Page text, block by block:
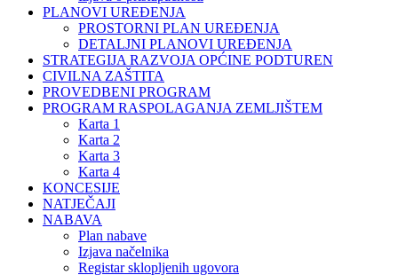
PLANOVI UREĐENJA
PROSTORNI PLAN UREĐENJA
DETALJNI PLANOVI UREĐENJA
STRATEGIJA RAZVOJA OPĆINE PODTUREN
CIVILNA ZAŠTITA
PROVEDBENI PROGRAM
PROGRAM RASPOLAGANJA ZEMLJIŠTEM
Karta 1
Karta 2
Karta 3
Karta 4
KONCESIJE
NATJEČAJI
NABAVA
Plan nabave
Izjava načelnika
Registar sklopljenih ugovora